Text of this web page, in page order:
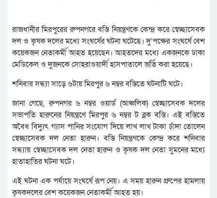
রাজধানীর মিরপুরের রুপনগরে বস্তি নিয়ন্ত্রণকে কেন্দ্র করে স্বেচ্ছাসেবক
দল ও কৃষক দলের মধ্যে সংঘর্ষের ঘটনা ঘটেছে। দু’পক্ষের সংঘর্ষে বেশ
কয়েকজন নেতাকর্মী আহত হয়েছেন। আহতদের মধ্যে একজনকে ঢাকা
মেডিকেল ও দুজনকে সোহরাওয়ার্দী হাসপাতালে ভর্তি করা হয়েছে।
শনিবার সন্ধ্যা সাড়ে ৬টায় মিরপুর ৬ নম্বর বস্তিতে ঘটনাটি ঘটে।
জানা গেছে, রুপনগর ৬ নম্বর ওয়ার্ড (আঞ্চলিক) স্বেচ্ছাসেবক দলের
সভাপতি হারুনের নিয়ন্ত্রণে মিরপুর ৬ নম্বর ট ব্লক বস্তি। এই বস্তিতে
অবৈধ বিদ্যুৎ গ্যাস পানির সংযোগ দিয়ে লাখ লাখ টাকা চাঁদা তোলেন
স্বেচ্ছাসেবক দল নেতা হারুন। বস্তি নিয়ন্ত্রণকে কেন্দ্র করে শনিবার
সন্ধ্যায় স্বেচ্ছাসেবক দল নেতা হারুন ও কৃষক দল নেতা সুমনের মধ্যে
হাতাহাতির ঘটনা ঘটে।
এই ঘটনা এক পর্যায়ে সংঘর্ষে রূপ নেয়। এ সময় হারুন গ্রুপের হামলায়
কৃষকদলের বেশ কয়েকজন নেতাকর্মী আহত হয়।